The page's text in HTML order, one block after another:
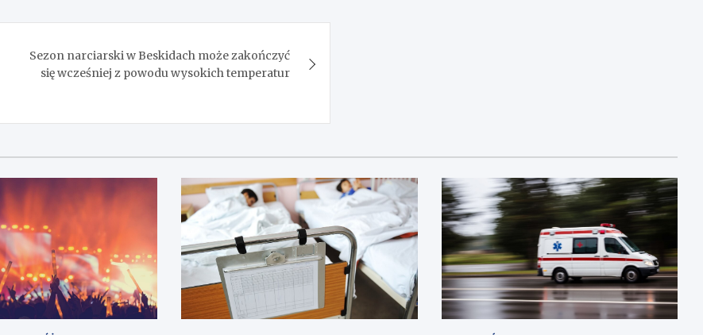
Sezon narciarski w Beskidach może zakończyć
się wcześniej z powodu wysokich temperatur